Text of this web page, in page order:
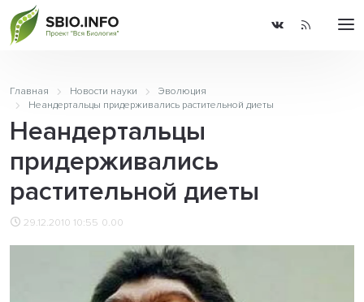
Главная Новости науки
Эволюция
Неандертальцы придерживались растительной диеты
Неандертальцы
придерживались
растительной диеты
29.12.2010 10:55 0.00